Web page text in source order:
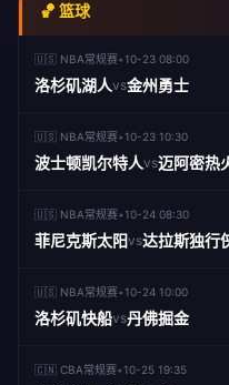
🏀 篮球
🇺🇸 NBA常规赛•10-23 08:00
洛杉矶湖人vs金州勇士
🇺🇸 NBA常规赛•10-23 10:30
波士顿凯尔特人vs迈阿密热
🇺🇸 NBA常规赛•10-24 08:30
菲尼克斯太阳vs达拉斯独行
🇺🇸 NBA常规赛•10-24 10:00
洛杉矶快船vs丹佛掘金
🇨🇳 CBA常规赛•10-25 19:35